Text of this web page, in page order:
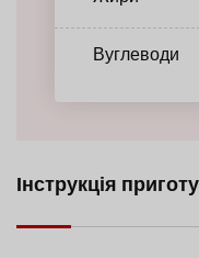
Вуглеводи
Інструкція